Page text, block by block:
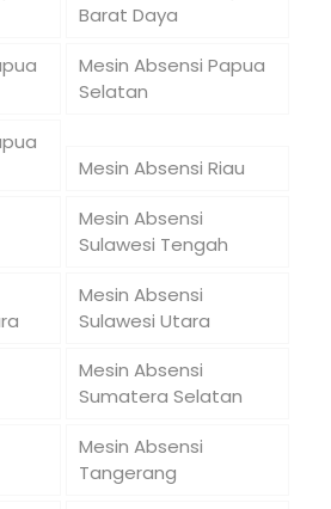
Barat Daya
Mesin Absensi Papua
Selatan
Mesin Absensi Riau
Mesin Absensi
Sulawesi Tengah
Mesin Absensi
Sulawesi Utara
Mesin Absensi
Sumatera Selatan
Mesin Absensi
Tangerang